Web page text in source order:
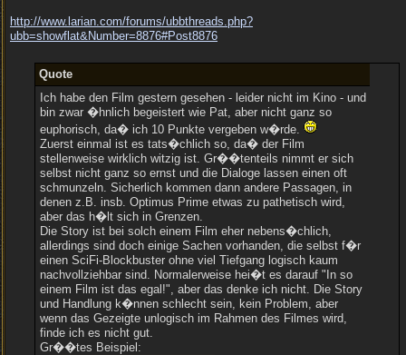
http://www.larian.com/forums/ubbthreads.php?
ubb=showflat&Number=8876#Post8876
Quote
Ich habe den Film gestern gesehen - leider nicht im Kino - und
bin zwar �hnlich begeistert wie Pat, aber nicht ganz so
euphorisch, da� ich 10 Punkte vergeben w�rde.
Zuerst einmal ist es tats�chlich so, da� der Film
stellenweise wirklich witzig ist. Gr��tenteils nimmt er sich
selbst nicht ganz so ernst und die Dialoge lassen einen oft
schmunzeln. Sicherlich kommen dann andere Passagen, in
denen z.B. insb. Optimus Prime etwas zu pathetisch wird,
aber das h�lt sich in Grenzen.
Die Story ist bei solch einem Film eher nebens�chlich,
allerdings sind doch einige Sachen vorhanden, die selbst f�r
einen SciFi-Blockbuster ohne viel Tiefgang logisch kaum
nachvollziehbar sind. Normalerweise hei�t es darauf "In so
einem Film ist das egal!", aber das denke ich nicht. Die Story
und Handlung k�nnen schlecht sein, kein Problem, aber
wenn das Gezeigte unlogisch im Rahmen des Filmes wird,
finde ich es nicht gut.
Gr��tes Beispiel: